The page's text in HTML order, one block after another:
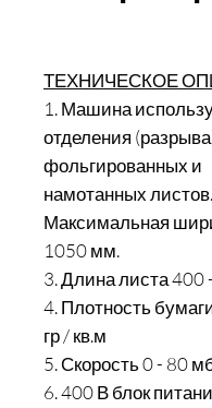
ТЕХНИЧЕСКОЕ
1. Машина
отделения
фольгированных и
намотанных
Максимальная
1050 мм.
3. Длина листа
4. Плотность
гр / кв.м
5. Скорость 0 - 80
6. 400 В блок